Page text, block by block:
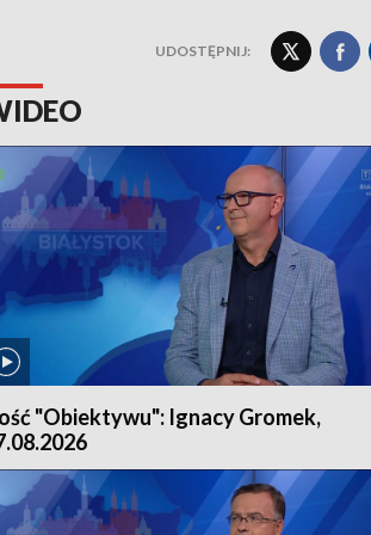
UDOSTĘPNIJ:
"Obiektywu": Ignacy Gromek,